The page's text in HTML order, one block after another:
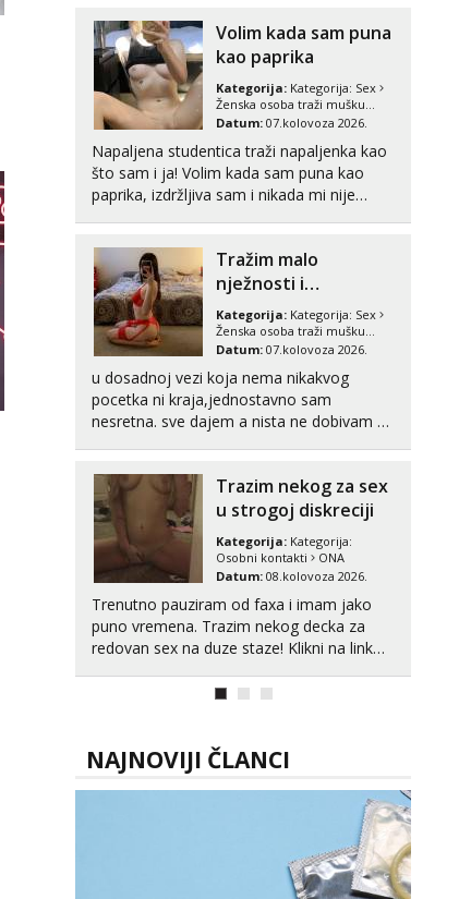
Tel: 064/677-677
- Kod: #142
tel:0,93€ - mob:1,12€ min
+385 91 912 3322 Za provjeru moje
autentičnosti možeš me vidjeti na
Volim kada sam puna
kao paprika
Kategorija: Kategorija: Sex
Ženska osoba traži mušku
osobu
Datum: 07.kolovoza 2026.
Napaljena studentica traži napaljenka kao
što sam i ja! Volim kada sam puna kao
paprika, izdržljiva sam i nikada mi nije
prije da me isprobaš Klikni na link ispod i
nadji me tamo, cekam te!
Tražim malo
nježnosti i
razumjevanja
Kategorija: Kategorija: Sex
Ženska osoba traži mušku
osobu
Datum: 07.kolovoza 2026.
u dosadnoj vezi koja nema nikakvog
pocetka ni kraja,jednostavno sam
nesretna. sve dajem a nista ne dobivam za
njeznosti i razumjevanja. volim njezan
seks i njezne poljupce po tijelu koji me
jako pale,obozavam kad muskar...
Trazim nekog za sex
u strogoj diskreciji
Kategorija: Kategorija:
Osobni kontakti
ONA
Datum: 08.kolovoza 2026.
Trenutno pauziram od faxa i imam jako
puno vremena. Trazim nekog decka za
redovan sex na duze staze! Klikni na link
NAJNOVIJI ČLANCI